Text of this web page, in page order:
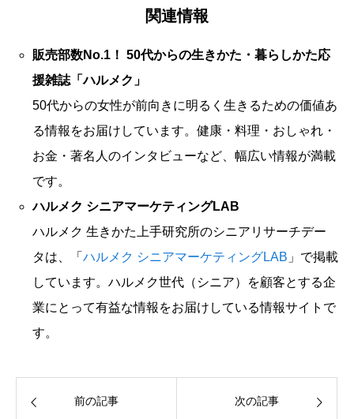
関連情報
販売部数No.1！ 50代からの生きかた・暮らしかた応
援雑誌「ハルメク」
50代からの女性が前向きに明るく生きるための価値あ
る情報をお届けしています。健康・料理・おしゃれ・
お金・著名人のインタビューなど、幅広い情報が満載
です。
ハルメク シニアマーケティングLAB
ハルメク 生きかた上手研究所のシニアリサーチデー
タは、「 ハルメク シニアマーケティングLAB 」で掲載
しています。ハルメク世代（シニア）を顧客とする企
業にとって有益な情報をお届けしている情報サイトで
す。
前の記事 次の記事